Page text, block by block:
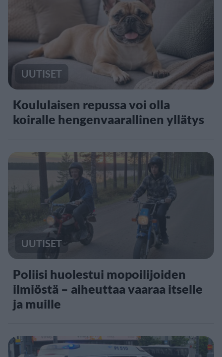
UUTISET
Koululaisen repussa voi olla
koiralle hengenvaarallinen yllätys
UUTISET
Poliisi huolestui mopoilijoiden
ilmiöstä – aiheuttaa vaaraa itselle
ja muille